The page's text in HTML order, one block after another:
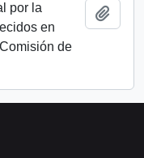
por la
en
de